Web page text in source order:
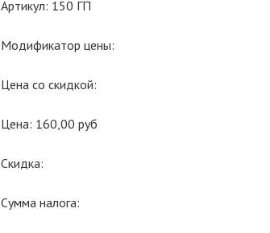
Артикул: 150 ГП
Модификатор цены:
Цена со скидкой:
Цена: 160,00 руб
Скидка:
Сумма налога: